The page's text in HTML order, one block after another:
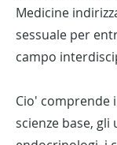
Medicine
sessuale per
campo
Cio' comprende
scienze base, gli